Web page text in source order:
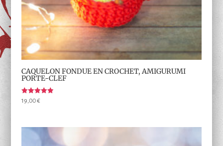
CAQUELON FONDUE EN CROCHET, AMIGURUMI
PORTE-CLEF
Note
5.00
19,00€